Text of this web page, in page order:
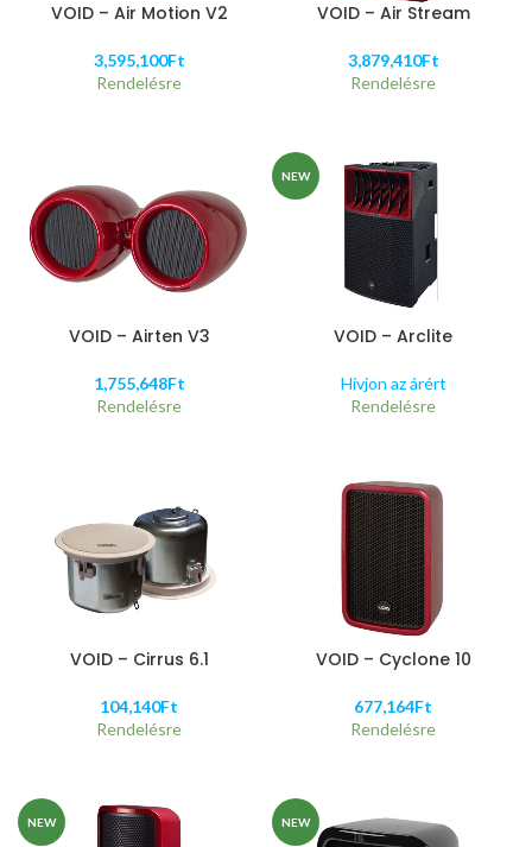
VOID – Air Motion V2
3,595,100Ft
Rendelésre
VOID – Air Stream
3,879,410Ft
Rendelésre
VOID – Airten V3
1,755,648Ft
Rendelésre
NEW
VOID – Arclite
Hívjon az árért
Rendelésre
VOID – Cirrus 6.1
104,140Ft
Rendelésre
VOID – Cyclone 10
677,164Ft
Rendelésre
NEW NEW